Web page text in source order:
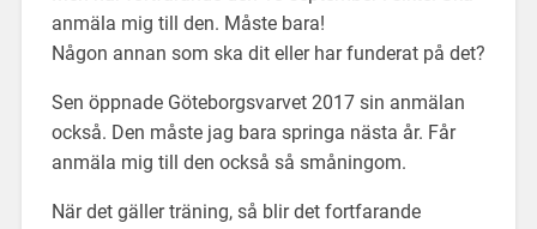
anmäla mig till den. Måste bara!
Någon annan som ska dit eller har funderat på det?
Sen öppnade Göteborgsvarvet 2017 sin anmälan
också. Den måste jag bara springa nästa år. Får
anmäla mig till den också så småningom.
När det gäller träning, så blir det fortfarande